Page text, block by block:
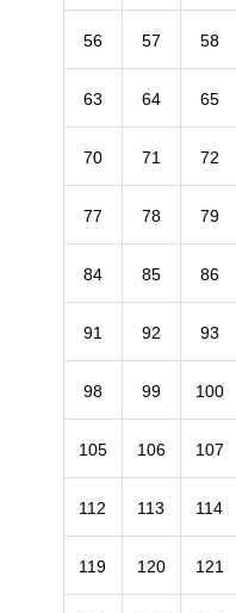
56 57 58
63 64 65
70 71 72
77 78 79
84 85 86
91 92 93
98 99 100
105 106 107
112 113 114
119 120 121